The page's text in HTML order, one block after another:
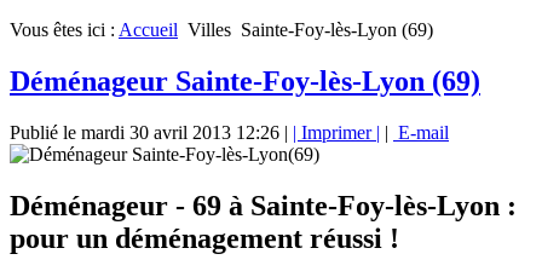
Vous êtes ici : Accueil Villes Sainte-Foy-lès-Lyon (69)
Déménageur Sainte-Foy-lès-Lyon (69)
Publié le mardi 30 avril 2013 12:26 | | Imprimer | | E-mail
Déménageur - 69 à Sainte-Foy-lès-Lyon :
pour un déménagement réussi !